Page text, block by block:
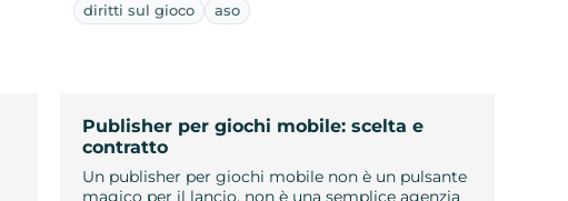
diritti sul gioco
aso
Publisher per giochi mobile: scelta e
contratto
Un publisher per giochi mobile non è un pulsante
magico per il lancio, non è una semplice agenzia